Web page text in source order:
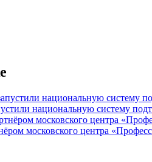
национальную систему
московского центра